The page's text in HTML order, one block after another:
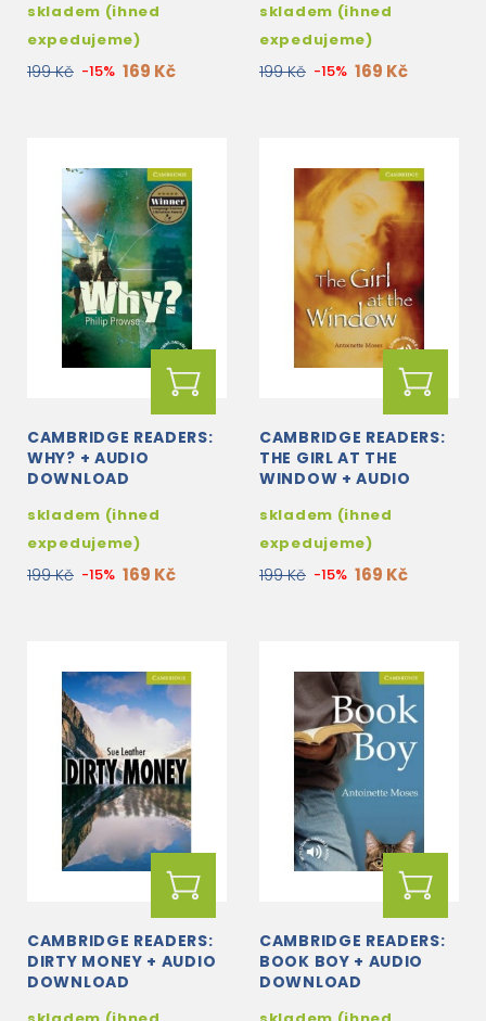
skladem (ihned
expedujeme)
199 Kč -15% 169 Kč
skladem (ihned
expedujeme)
199 Kč -15% 169 Kč
CAMBRIDGE READERS:
WHY? + AUDIO
DOWNLOAD
skladem (ihned
expedujeme)
199 Kč -15% 169 Kč
CAMBRIDGE READERS:
THE GIRL AT THE
WINDOW + AUDIO
skladem (ihned
expedujeme)
199 Kč -15% 169 Kč
CAMBRIDGE READERS:
DIRTY MONEY + AUDIO
DOWNLOAD
CAMBRIDGE READERS:
BOOK BOY + AUDIO
DOWNLOAD